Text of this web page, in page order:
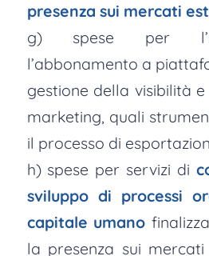
presenza sui mercati
g) spese per
l’abbonamento a
gestione della visibilità
marketing, quali
il processo di
h) spese per servizi di
sviluppo di processi
capitale umano
la presenza sui